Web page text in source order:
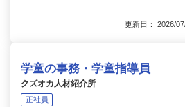
更新日： 2026/
学童の事務・学童指導員
クズオカ人材紹介所
正社員